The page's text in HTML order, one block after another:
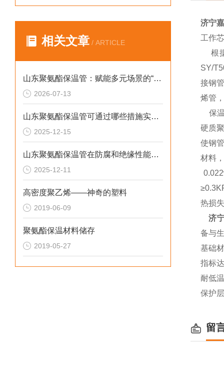
相关文章 / ARTICLE
山东聚氨酯保温管：赋能多元场景的“隐形守护者”
2026-07-13
山东聚氨酯保温管可通过哪些措施实现快速施工
2025-12-15
山东聚氨酯保温管在防腐和绝缘性能方面表现优异
2025-12-11
高密度聚乙烯——神奇的塑料
2019-06-09
聚氨酯保温材料储存
2019-05-27
济宁
工作
根据
SY/
接钢
烯管
保温
硬质
使钢
材料
热损
济
备与
基础
指标
耐低
保护
留